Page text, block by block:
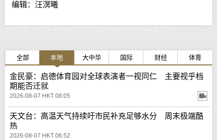
编辑：汪溟曦
全部 本地 大中华 国际 财经 体育
金民豪：启德体育园对全球表演者一视同仁 主要视乎档
期能否迁就
2026-08-07 HKT 08:05
天文台：高温天气持续吁市民补充足够水分 周末极端酷
热
2026-08-07 HKT 06:52